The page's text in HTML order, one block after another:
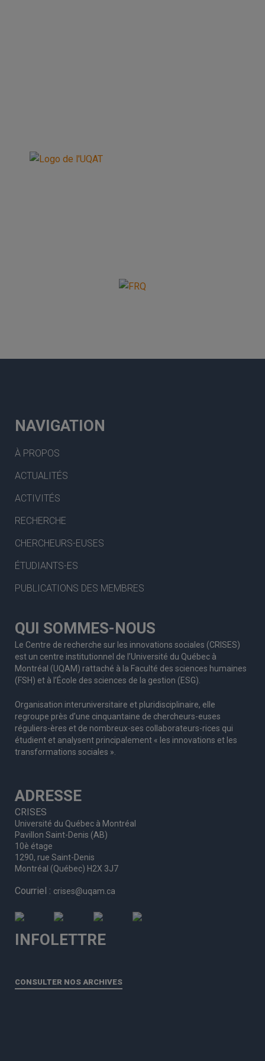
NAVIGATION
À PROPOS
ACTUALITÉS
ACTIVITÉS
RECHERCHE
CHERCHEURS-EUSES
ÉTUDIANTS-ES
PUBLICATIONS DES MEMBRES
QUI SOMMES-NOUS
Le Centre de recherche sur les innovations sociales (CRISES)
est un centre institutionnel de l’Université du Québec à
Montréal (UQAM) rattaché à la Faculté des sciences humaines
(FSH) et à l’École des sciences de la gestion (ESG).
Organisation interuniversitaire et pluridisciplinaire, elle
regroupe près d’une cinquantaine de chercheurs-euses
réguliers-ères et de nombreux-ses collaborateurs-rices qui
étudient et analysent principalement « les innovations et les
transformations sociales ».
ADRESSE
CRISES
Université du Québec à Montréal
Pavillon Saint-Denis (AB)
10è étage
1290, rue Saint-Denis
Montréal (Québec) H2X 3J7
Courriel : crises@uqam.ca
INFOLETTRE
CONSULTER NOS ARCHIVES